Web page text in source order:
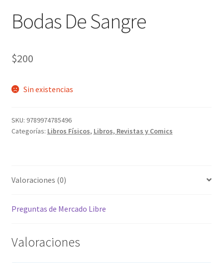
Bodas De Sangre
$200
Sin existencias
SKU: 9789974785496
Categorías: Libros Físicos, Libros, Revistas y Comics
Valoraciones (0)
Preguntas de Mercado Libre
Valoraciones